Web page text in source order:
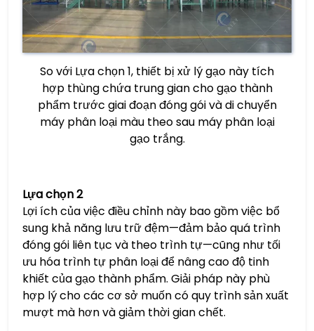
So với Lựa chọn 1, thiết bị xử lý gạo này tích
hợp thùng chứa trung gian cho gạo thành
phẩm trước giai đoạn đóng gói và di chuyển
máy phân loại màu theo sau máy phân loại
gạo trắng.
Lựa chọn 2
Lợi ích của việc điều chỉnh này bao gồm việc bổ
sung khả năng lưu trữ đệm—đảm bảo quá trình
đóng gói liên tục và theo trình tự—cũng như tối
ưu hóa trình tự phân loại để nâng cao độ tinh
khiết của gạo thành phẩm. Giải pháp này phù
hợp lý cho các cơ sở muốn có quy trình sản xuất
mượt mà hơn và giảm thời gian chết.